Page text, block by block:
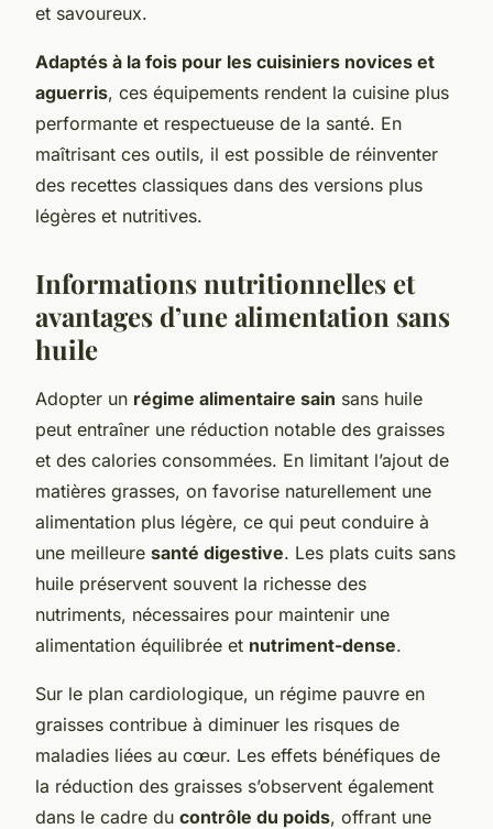
et savoureux.
Adaptés à la fois pour les cuisiniers novices et
aguerris, ces équipements rendent la cuisine plus
performante et respectueuse de la santé. En
maîtrisant ces outils, il est possible de réinventer
des recettes classiques dans des versions plus
légères et nutritives.
Informations nutritionnelles et
avantages d’une alimentation sans
huile
Adopter un régime alimentaire sain sans huile
peut entraîner une réduction notable des graisses
et des calories consommées. En limitant l’ajout de
matières grasses, on favorise naturellement une
alimentation plus légère, ce qui peut conduire à
une meilleure santé digestive. Les plats cuits sans
huile préservent souvent la richesse des
nutriments, nécessaires pour maintenir une
alimentation équilibrée et nutriment-dense.
Sur le plan cardiologique, un régime pauvre en
graisses contribue à diminuer les risques de
maladies liées au cœur. Les effets bénéfiques de
la réduction des graisses s’observent également
dans le cadre du contrôle du poids, offrant une